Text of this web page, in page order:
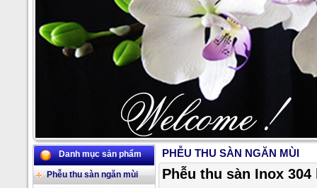
2/17
Danh mục sản phẩm
Phễu thu sàn ngăn mùi
PHỄU THU SÀN NGĂN MÙI
Phễu thu sàn Inox 304